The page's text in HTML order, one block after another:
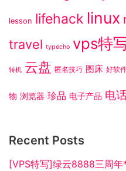
lesson lifehack linux
travel typecho vps特
转机 云盘 匿名技巧 图床 好软
物 浏览器 珍品 电子产品 电
Recent Posts
[VPS特写]绿云8888三周